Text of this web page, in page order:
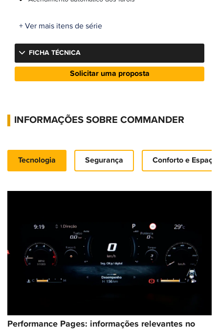
+ Ver mais itens de série
FICHA TÉCNICA
Solicitar uma proposta
INFORMAÇÕES SOBRE COMMANDER
Tecnologia Segurança Conforto e Espaço
Performance Pages: informações relevantes no